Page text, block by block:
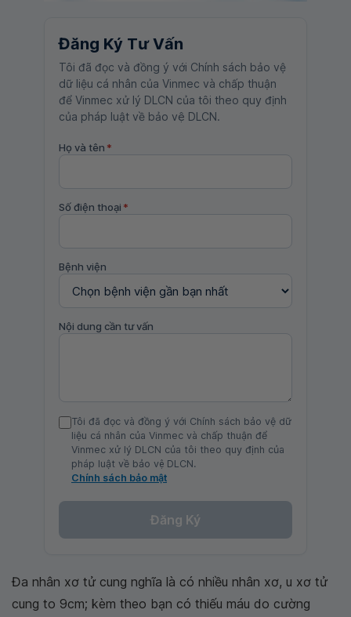
Đăng Ký Tư Vấn
Tôi đã đọc và đồng ý với Chính sách bảo vệ
dữ liệu cá nhân của Vinmec và chấp thuận
để Vinmec xử lý DLCN của tôi theo quy định
của pháp luật về bảo vệ DLCN.
Họ và tên *
Số điện thoại *
Bệnh viện
Nội dung cần tư vấn
Tôi đã đọc và đồng ý với Chính sách bảo vệ dữ
liệu cá nhân của Vinmec và chấp thuận để
Vinmec xử lý DLCN của tôi theo quy định của
pháp luật về bảo vệ DLCN.
Chính sách bảo mật
Đăng Ký
Đa nhân xơ tử cung nghĩa là có nhiều nhân xơ, u xơ tử
cung to 9cm; kèm theo bạn có thiếu máu do cường